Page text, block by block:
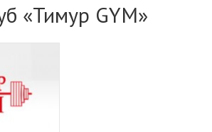
«Тимур GYM»